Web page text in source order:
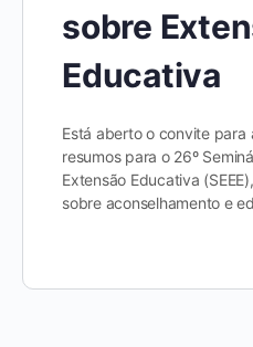
sobre
Educativa
Está aberto o convite para
resumos para o 26º
Extensão Educativa
sobre aconselhamento e